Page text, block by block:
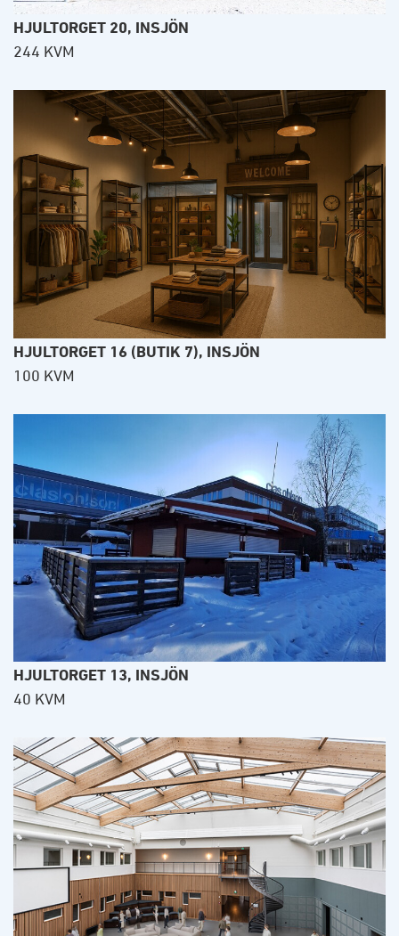
HJULTORGET 20, INSJÖN
244 KVM
HJULTORGET 16 (BUTIK 7), INSJÖN
100 KVM
HJULTORGET 13, INSJÖN
40 KVM